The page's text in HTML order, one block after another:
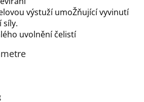
výstuží umoŽňující vyvinutí
síly.
uvolnění čelistí